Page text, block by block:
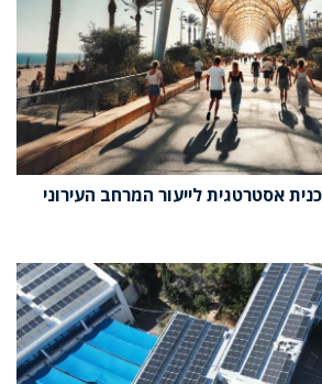
אסטרטגית לייעור המרחב העירוני